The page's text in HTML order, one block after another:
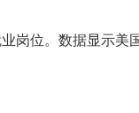
岗位。数据显示美